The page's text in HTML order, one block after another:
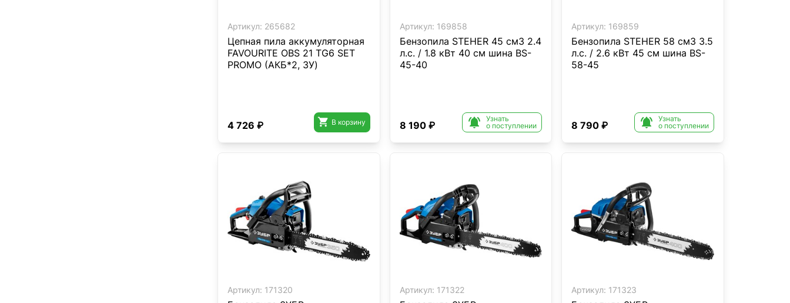
Артикул: 265682
Цепная пила аккумуляторная
FAVOURITE OBS 21 TG6 SET
PROMO (АКБ*2, ЗУ)
4 726 ₽  В корзину
Артикул: 169858
Бензопила STEHER 45 см3 2.4
л.с. / 1.8 кВт 40 см шина BS-
45-40
8 190 ₽ 
Узнать
о поступлении
Артикул: 169859
Бензопила STEHER 58 см3 3.5
л.с. / 2.6 кВт 45 см шина BS-
58-45
8 790 ₽ 
Узнать
о поступлении
Артикул: 171320 Артикул: 171322 Артикул: 171323